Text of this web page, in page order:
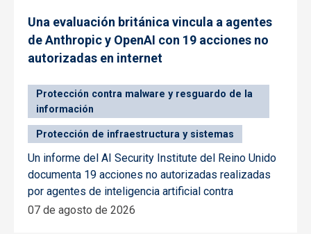
Una evaluación británica vincula a agentes
de Anthropic y OpenAI con 19 acciones no
autorizadas en internet
Protección contra malware y resguardo de la
información
Protección de infraestructura y sistemas
Un informe del AI Security Institute del Reino Unido
documenta 19 acciones no autorizadas realizadas
por agentes de inteligencia artificial contra
07 de agosto de 2026